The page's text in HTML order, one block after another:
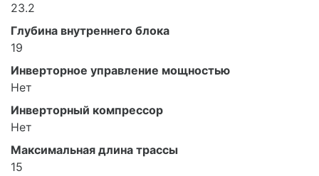
23.2
Глубина внутреннего блока
19
Инверторное управление мощностью
Нет
Инверторный компрессор
Нет
Максимальная длина трассы
15